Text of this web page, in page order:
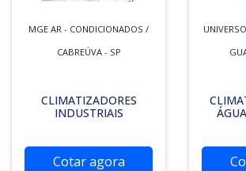
MGE AR - CONDICIONADOS /
CABREÚVA - SP
CLIMATIZADORES
INDUSTRIAIS
Cotar agora